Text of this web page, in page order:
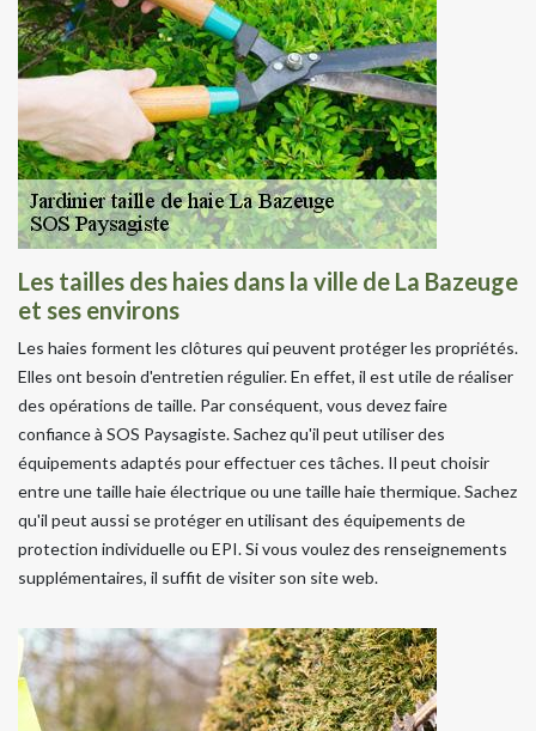
Les tailles des haies dans la ville de La Bazeuge
et ses environs
Les haies forment les clôtures qui peuvent protéger les propriétés.
Elles ont besoin d'entretien régulier. En effet, il est utile de réaliser
des opérations de taille. Par conséquent, vous devez faire
confiance à SOS Paysagiste. Sachez qu'il peut utiliser des
équipements adaptés pour effectuer ces tâches. Il peut choisir
entre une taille haie électrique ou une taille haie thermique. Sachez
qu'il peut aussi se protéger en utilisant des équipements de
protection individuelle ou EPI. Si vous voulez des renseignements
supplémentaires, il suffit de visiter son site web.